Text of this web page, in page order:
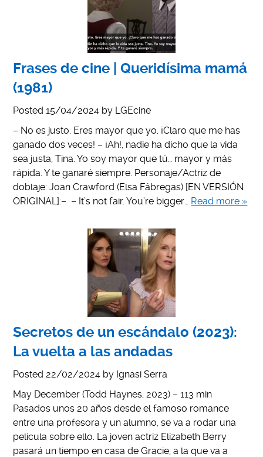
Frases de cine | Queridísima mamá
(1981)
Posted15/04/2024 by LGEcine
– No es justo. Eres mayor que yo. ¡Claro que me has
ganado dos veces! – ¡Ah!, nadie ha dicho que la vida
sea justa, Tina. Yo soy mayor que tú… mayor y más
rápida. Y te ganaré siempre. Personaje/Actriz de
doblaje: Joan Crawford (Elsa Fábregas) [EN VERSIÓN
ORIGINAL]:– – It’s not fair. You’re bigger… Read more »
Secretos de un escándalo (2023):
La vuelta a las andadas
Posted 22/02/2024 by Ignasi Serra
May December (Todd Haynes, 2023) – 113 min
Pasados unos 20 años desde el famoso romance
entre una profesora y un alumno, se va a rodar una
película sobre ello. La joven actriz Elizabeth Berry
pasará un tiempo en casa de Gracie, a la que va a